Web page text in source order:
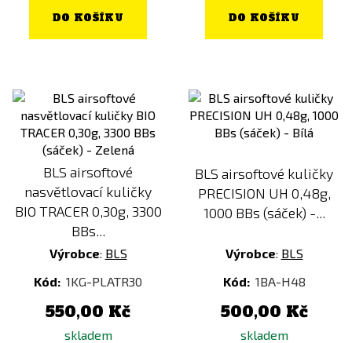
DO KOŠÍKU DO KOŠÍKU
BLS airsoftové
nasvětlovací kuličky
BIO TRACER 0,30g, 3300
BBs...
Výrobce: BLS
Kód: 1KG-PLATR30
550,00 Kč
skladem
BLS airsoftové kuličky
PRECISION UH 0,48g,
1000 BBs (sáček) -...
Výrobce: BLS
Kód: 1BA-H48
500,00 Kč
skladem